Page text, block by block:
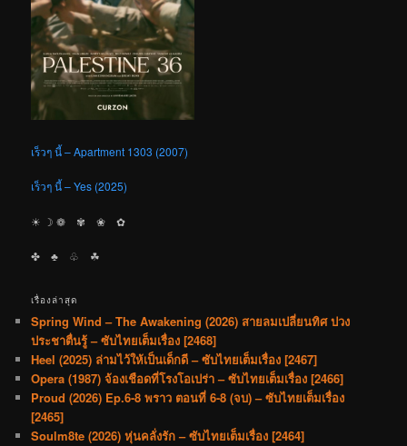
เร็วๆ นี้ – Apartment 1303 (2007)
เร็วๆ นี้ – Yes (2025)
☀︎ ☽ ❁ ✾ ❀ ✿
✤ ♣︎ ♧ ☘︎
เรื่องล่าสุด
Spring Wind – The Awakening (2026) สายลมเปลี่ยนทิศ ปวง
ประชาตื่นรู้ – ซับไทยเต็มเรื่อง [2468]
Heel (2025) ล่ามไว้ให้เป็นเด็กดี – ซับไทยเต็มเรื่อง [2467]
Opera (1987) จ้องเชือดที่โรงโอเปร่า – ซับไทยเต็มเรื่อง [2466]
Proud (2026) Ep.6-8 พราว ตอนที่ 6-8 (จบ) – ซับไทยเต็มเรื่อง
[2465]
Soulm8te (2026) หุ่นคลั่งรัก – ซับไทยเต็มเรื่อง [2464]